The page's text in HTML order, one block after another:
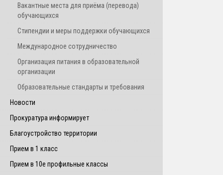
Вакантные места для приёма (перевода)
обучающихся
Стипендии и меры поддержки обучающихся
Международное сотрудничество
Организация питания в образовательной
организации
Образовательные стандарты и требования
Новости
Прокуратура информирует
Благоустройство территории
Прием в 1 класс
Прием в 10е профильные классы